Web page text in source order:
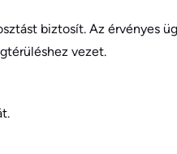
biztosít. Az érvényes
vezet.